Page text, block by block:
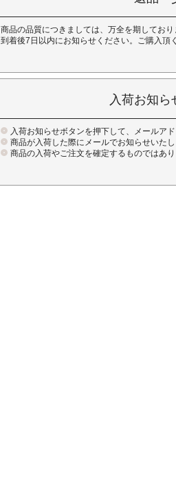
商品の品質につきましては、万全を期してお
到着後7日以内にお知らせください。ご購入頂
入荷お知ら
入荷お知らせボタンを押下して、メールア
商品が入荷した際にメールでお知らせいた
商品の入荷やご注文を確定するものではあ